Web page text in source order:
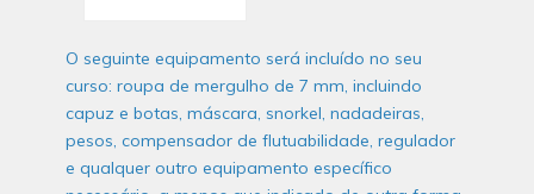
O seguinte equipamento será incluído no seu
curso: roupa de mergulho de 7 mm, incluindo
capuz e botas, máscara, snorkel, nadadeiras,
pesos, compensador de flutuabilidade, regulador
e qualquer outro equipamento específico